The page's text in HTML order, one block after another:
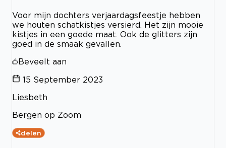
Voor mijn dochters verjaardagsfeestje hebben
we houten schatkistjes versierd. Het zijn mooie
kistjes in een goede maat. Ook de glitters zijn
goed in de smaak gevallen.
Beveelt aan
15 September 2023
Liesbeth
Bergen op Zoom
delen